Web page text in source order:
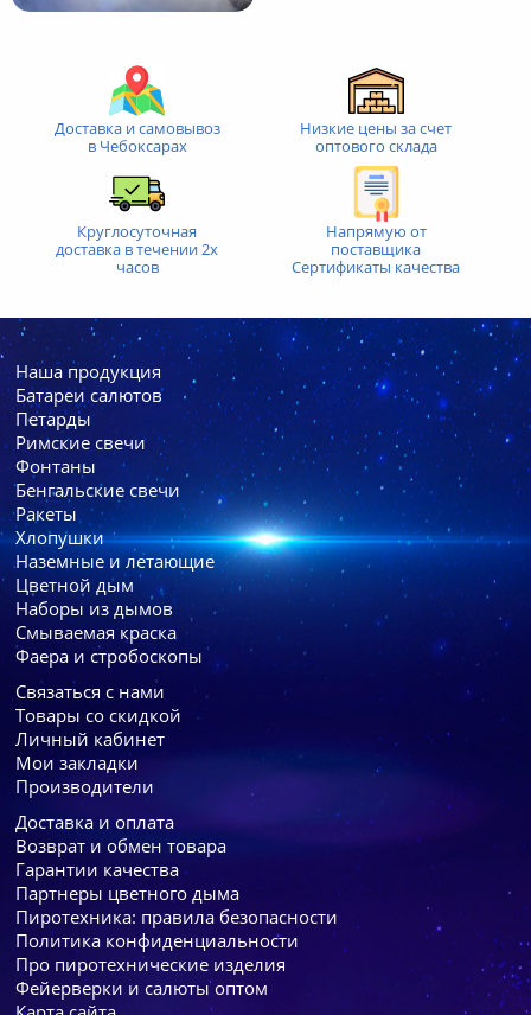
Доставка и самовывоз
в Чебоксарах
Низкие цены за счет
оптового склада
Круглосуточная
доставка в течении 2х
часов
Напрямую от
поставщика
Сертификаты качества
Наша продукция
Батареи cалютов
Петарды
Римские свечи
Фонтаны
Бенгальские свечи
Ракеты
Хлопушки
Наземные и летающие
Цветной дым
Наборы из дымов
Смываемая краска
Фаера и стробоскопы
Связаться с нами
Товары со скидкой
Личный кабинет
Мои закладки
Производители
Доставка и оплата
Возврат и обмен товара
Гарантии качества
Партнеры цветного дыма
Пиротехника: правила безопасности
Политика конфиденциальности
Про пиротехнические изделия
Фейерверки и салюты оптом